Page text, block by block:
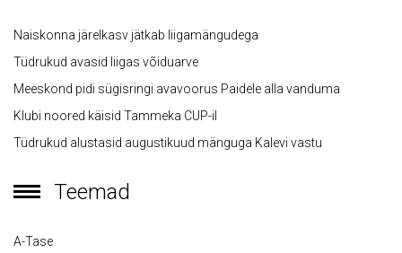
Naiskonna järelkasv jätkab liigamängudega
Tüdrukud avasid liigas võiduarve
Meeskond pidi sügisringi avavoorus Paidele alla vanduma
Klubi noored käisid Tammeka CUP-il
Tüdrukud alustasid augustikuud mänguga Kalevi vastu
Teemad
A-Tase